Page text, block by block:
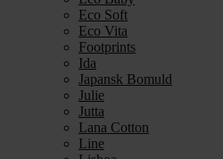
Eco Soft
Eco Vita
Footprints
Ida
Japansk Bomuld
Julie
Jutta
Lana Cotton
Line